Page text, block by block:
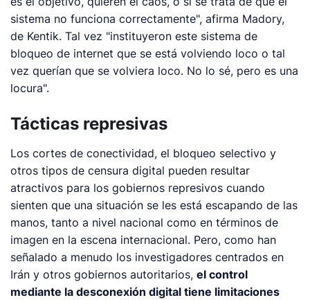
sistema no funciona correctamente", afirma Madory,
de Kentik. Tal vez "instituyeron este sistema de
bloqueo de internet que se está volviendo loco o tal
vez querían que se volviera loco. No lo sé, pero es una
locura".
Tácticas represivas
Los cortes de conectividad, el bloqueo selectivo y
otros tipos de censura digital pueden resultar
atractivos para los gobiernos represivos cuando
sienten que una situación se les está escapando de las
manos, tanto a nivel nacional como en términos de
imagen en la escena internacional. Pero, como han
señalado a menudo los investigadores centrados en
Irán y otros gobiernos autoritarios,el control
mediante la desconexión digital tiene limitaciones